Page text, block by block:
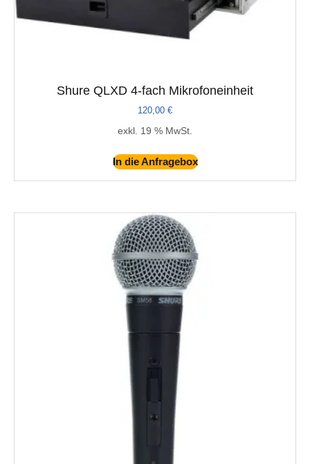
Shure QLXD 4-fach Mikrofoneinheit
120,00 €
exkl. 19 % MwSt.
In die Anfragebox